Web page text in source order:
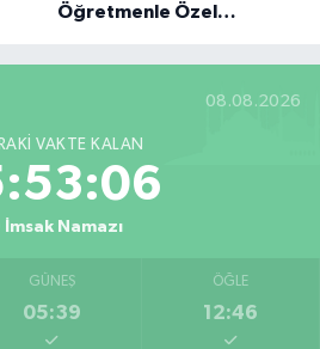
Öğretmenle Özel
08.08.2026
VAKTE KALAN
İmsak Namazı
GÜNEŞ
05:39
ÖĞLE
12:46